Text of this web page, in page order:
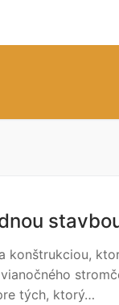
konštrukciou,
tých, ktorý…